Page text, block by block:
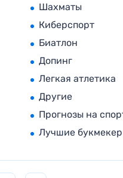
Шахматы
Киберспорт
Биатлон
Допинг
Легкая атлетика
Другие
Прогнозы на
Лучшие